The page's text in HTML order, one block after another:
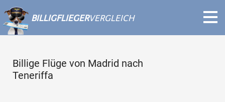
BILLIGFLIEGERVERGLEICH
Billige Flüge von Madrid nach
Teneriffa